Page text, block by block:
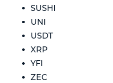
SUSHI
UNI
USDT
XRP
YFI
ZEC